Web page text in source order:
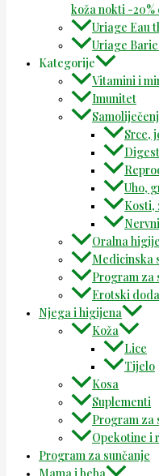
koža nokti -20%
Uriage Eau
Uriage
Kategorije
Vitamini i
Imunitet
Srce,
Uho,
Kosti,
Oralna
Medicinska
Program za
Erotski
Njega i higijena
Koža
Lice
Tijelo
Kosa
Suplementi
Program za
Opekotine i
Program za sunčanje